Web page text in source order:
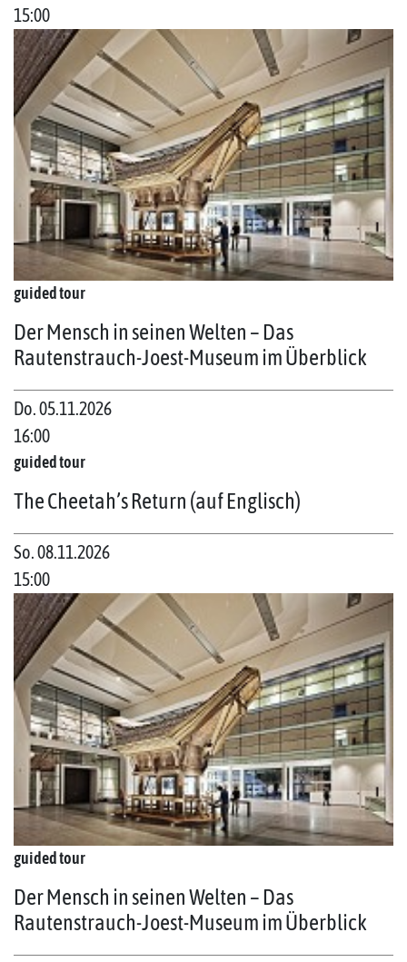
15:00
guided tour
Der Mensch in seinen Welten – Das
Rautenstrauch-Joest-Museum im Überblick
Do. 05.11.2026
16:00
guided tour
The Cheetah’s Return (auf Englisch)
So. 08.11.2026
15:00
guided tour
Der Mensch in seinen Welten – Das
Rautenstrauch-Joest-Museum im Überblick